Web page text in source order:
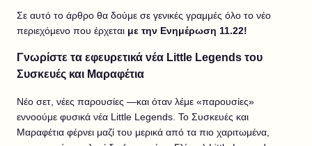
Σε αυτό το άρθρο θα δούμε σε γενικές γραμμές όλο το νέο
περιεχόμενο που έρχεται με την Ενημέρωση 11.22!
Γνωρίστε τα εφευρετικά νέα Little Legends του
Συσκευές και Μαραφέτια
Νέο σετ, νέες παρουσίες —και όταν λέμε «παρουσίες»
εννοούμε φυσικά νέα Little Legends. Το Συσκευές και
Μαραφέτια φέρνει μαζί του μερικά από τα πιο χαριτωμένα,